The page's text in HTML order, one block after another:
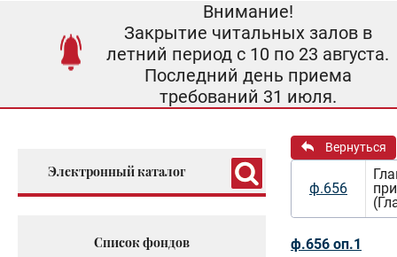
Внимание!
Закрытие читальных залов в
летний период с 10 по 23 августа.
Последний день приема
требований 31 июля.
Электронный каталог
Список фондов
Вернуться
ф.656
ф.656 оп.1